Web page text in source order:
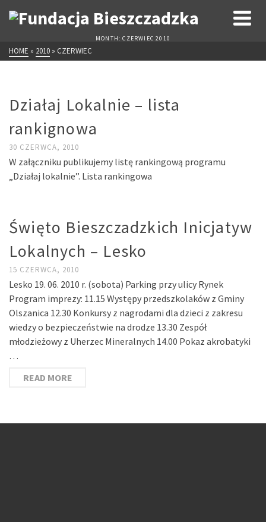
MONTH: CZERWIEC 2010
HOME » 2010 » CZERWIEC
Działaj Lokalnie – lista
rankignowa
30 CZERWCA, 2010
W załączniku publikujemy listę rankingową programu
„Działaj lokalnie”. Lista rankingowa
Święto Bieszczadzkich Inicjatyw
Lokalnych – Lesko
15 CZERWCA, 2010
Lesko 19. 06. 2010 r. (sobota) Parking przy ulicy Rynek
Program imprezy: 11.15 Występy przedszkolaków z Gminy
Olszanica 12.30 Konkursy z nagrodami dla dzieci z zakresu
wiedzy o bezpieczeństwie na drodze 13.30 Zespół
młodzieżowy z Uherzec Mineralnych 14.00 Pokaz akrobatyki
…
READ MORE